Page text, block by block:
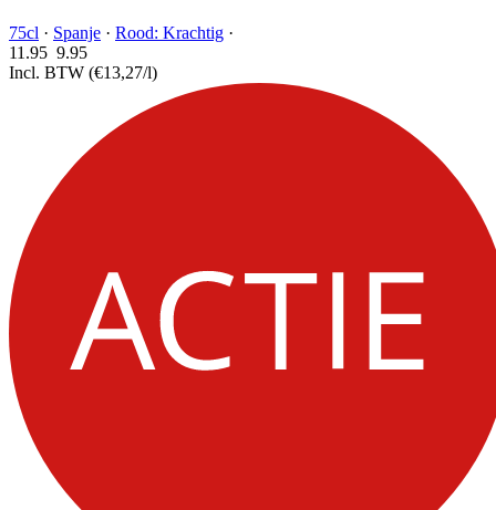
75cl · Spanje · Rood: Krachtig ·
11.95 9.95
Incl. BTW (€13,27/l)